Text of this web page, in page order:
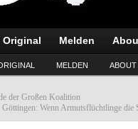
Original Melden
MELDEN ABOUT
der Großen Koalition
Göttingen: Wenn Armutsflüchtlinge die